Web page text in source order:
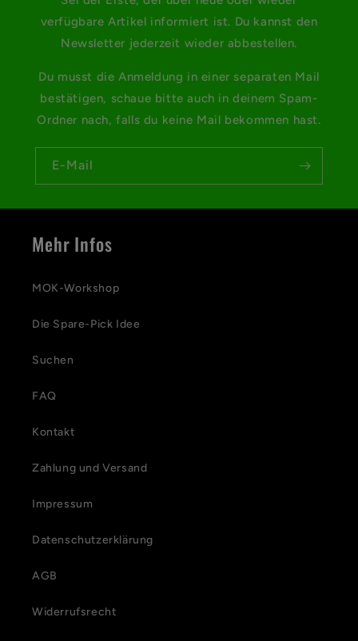
verfügbare Artikel informiert ist. Du kannst den
Newsletter jederzeit wieder abbestellen.
Du musst die Anmeldung in einer separaten Mail
bestätigen, schaue bitte auch in deinem Spam-
Ordner nach, falls du keine Mail bekommen hast.
E-Mail
Mehr Infos
MOK-Workshop
Die Spare-Pick Idee
Suchen
FAQ
Kontakt
Zahlung und Versand
Impressum
Datenschutzerklärung
AGB
Widerrufsrecht